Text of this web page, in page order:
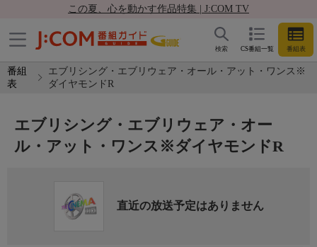
この夏、心を動かす作品特集 | J:COM TV
CS番組一覧 番組表
検索
番組
表
エブリシング・エブリウェア・オール・アット・ワンス※
ダイヤモンドR
エブリシング・エブリウェア・オー
ル・アット・ワンス※ダイヤモンドR
直近の放送予定はありません